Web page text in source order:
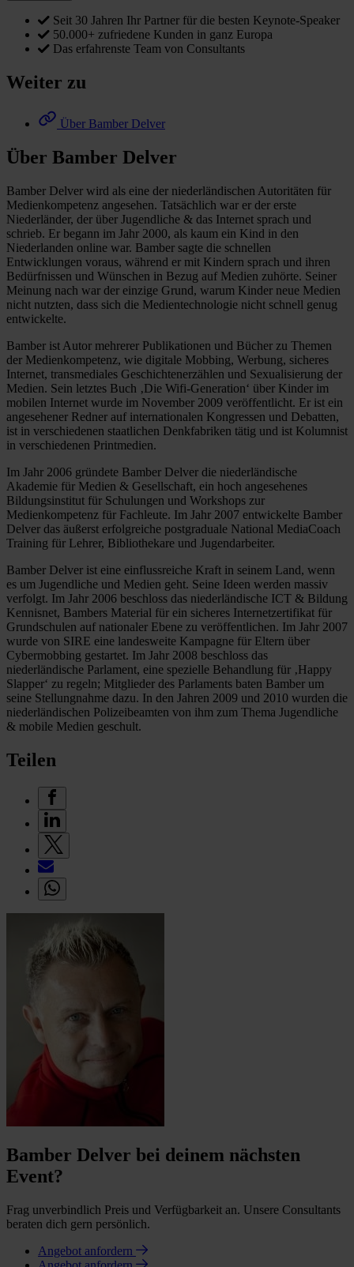
Seit 30 Jahren Ihr Partner für die besten Keynote-Speaker
50.000+ zufriedene Kunden in ganz Europa
Das erfahrenste Team von Consultants
Weiter zu
Über Bamber Delver
Über Bamber Delver
Bamber Delver wird als eine der niederländischen Autoritäten für
Medienkompetenz angesehen. Tatsächlich war er der erste
Niederländer, der über Jugendliche & das Internet sprach und
schrieb. Er begann im Jahr 2000, als kaum ein Kind in den
Niederlanden online war. Bamber sagte die schnellen
Entwicklungen voraus, während er mit Kindern sprach und ihren
Bedürfnissen und Wünschen in Bezug auf Medien zuhörte. Seiner
Meinung nach war der einzige Grund, warum Kinder neue Medien
nicht nutzten, dass sich die Medientechnologie nicht schnell genug
entwickelte.
Bamber ist Autor mehrerer Publikationen und Bücher zu Themen
der Medienkompetenz, wie digitale Mobbing, Werbung, sicheres
Internet, transmediales Geschichtenerzählen und Sexualisierung der
Medien. Sein letztes Buch ‚Die Wifi-Generation‘ über Kinder im
mobilen Internet wurde im November 2009 veröffentlicht. Er ist ein
angesehener Redner auf internationalen Kongressen und Debatten,
ist in verschiedenen staatlichen Denkfabriken tätig und ist Kolumnist
in verschiedenen Printmedien.
Im Jahr 2006 gründete Bamber Delver die niederländische
Akademie für Medien & Gesellschaft, ein hoch angesehenes
Bildungsinstitut für Schulungen und Workshops zur
Medienkompetenz für Fachleute. Im Jahr 2007 entwickelte Bamber
Delver das äußerst erfolgreiche postgraduale National MediaCoach
Training für Lehrer, Bibliothekare und Jugendarbeiter.
Bamber Delver ist eine einflussreiche Kraft in seinem Land, wenn
es um Jugendliche und Medien geht. Seine Ideen werden massiv
verfolgt. Im Jahr 2006 beschloss das niederländische ICT & Bildung
Kennisnet, Bambers Material für ein sicheres Internetzertifikat für
Grundschulen auf nationaler Ebene zu veröffentlichen. Im Jahr 2007
wurde von SIRE eine landesweite Kampagne für Eltern über
Cybermobbing gestartet. Im Jahr 2008 beschloss das
niederländische Parlament, eine spezielle Behandlung für ‚Happy
Slapper‘ zu regeln; Mitglieder des Parlaments baten Bamber um
seine Stellungnahme dazu. In den Jahren 2009 und 2010 wurden die
niederländischen Polizeibeamten von ihm zum Thema Jugendliche
& mobile Medien geschult.
Teilen
Bamber Delver bei deinem nächsten
Event?
Frag unverbindlich Preis und Verfügbarkeit an. Unsere Consultants
beraten dich gern persönlich.
Angebot anfordern